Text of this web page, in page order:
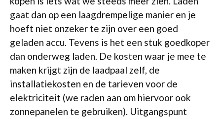
gaat dan op een laagdrempelige manier en je
hoeft niet onzeker te zijn over een goed
geladen accu. Tevens is het een stuk goedkoper
dan onderweg laden. De kosten waar je mee te
maken krijgt zijn de laadpaal zelf, de
installatiekosten en de tarieven voor de
elektriciteit (we raden aan om hiervoor ook
zonnepanelen te gebruiken). Uitgangspunt